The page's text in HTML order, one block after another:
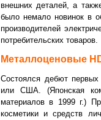
внешних деталей, а
было немало новинок в
производителей
потребительских товаров.
Металлоценовые
Состоялся дебют
или США. (Японская
материалов в 1999 г.)
косметики и средств